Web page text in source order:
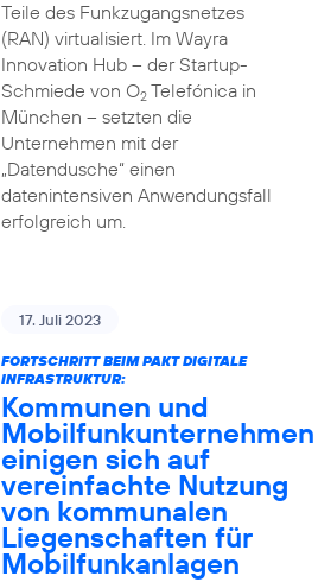
Teile des Funkzugangsnetzes
(RAN) virtualisiert. Im Wayra
Innovation Hub – der Startup-
Schmiede von O2Telefónica in
München – setzten die
Unternehmen mit der
„Datendusche“ einen
datenintensiven Anwendungsfall
erfolgreich um.
17. Juli 2023
FORTSCHRITT BEIM PAKT DIGITALE
INFRASTRUKTUR:
Kommunen und
Mobilfunkunternehmen
einigen sich auf
vereinfachte Nutzung
von kommunalen
Liegenschaften für
Mobilfunkanlagen